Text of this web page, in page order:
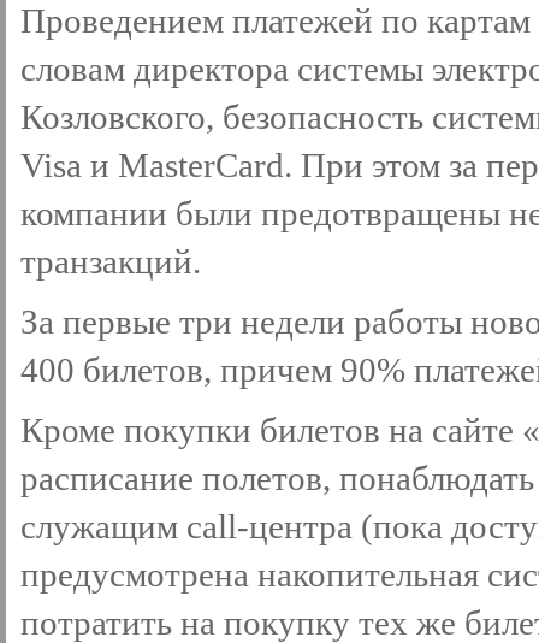
Проведением платежей по
словам директора системы
Козловского, безопасность
Visa и MasterCard. При этом за
компании были предотвращены
транзакций.
За первые три недели работы
400 билетов, причем 90%
Кроме покупки билетов на сайте
расписание полетов,
служащим call-центра (пока
предусмотрена накопительная
потратить на покупку тех же